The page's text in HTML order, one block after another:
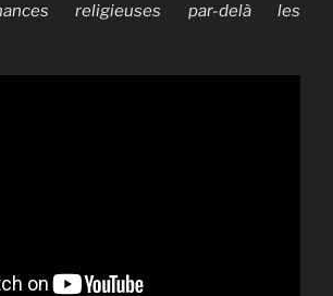
religieuses par-delà les